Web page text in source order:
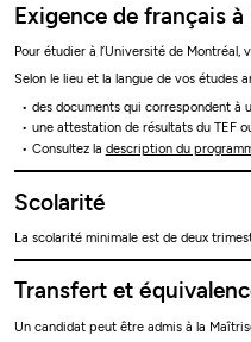
Exigence de français à
Pour étudier à l’Université de
Selon le lieu et la langue de vos études
des documents qui correspondent à
une attestation de résultats du TEF
Consultez la description du
Scolarité
La scolarité minimale est de deux
Transfert et
Un candidat peut être admis à la